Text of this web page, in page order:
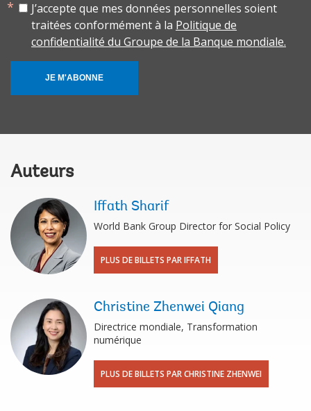
J’accepte que mes données personnelles soient
traitées conformément à la Politique de
confidentialité du Groupe de la Banque mondiale.
JE M'ABONNE
Auteurs
Iffath Sharif
World Bank Group Director for Social Policy
PLUS DE BILLETS PAR IFFATH
Christine Zhenwei Qiang
Directrice mondiale, Transformation
numérique
PLUS DE BILLETS PAR CHRISTINE ZHENWEI